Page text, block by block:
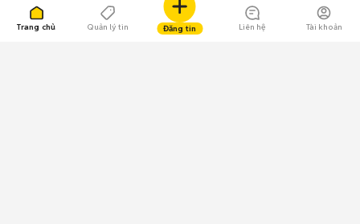
Trang chủ Quản lý tin Đăng tin Liên hệ Tài khoản